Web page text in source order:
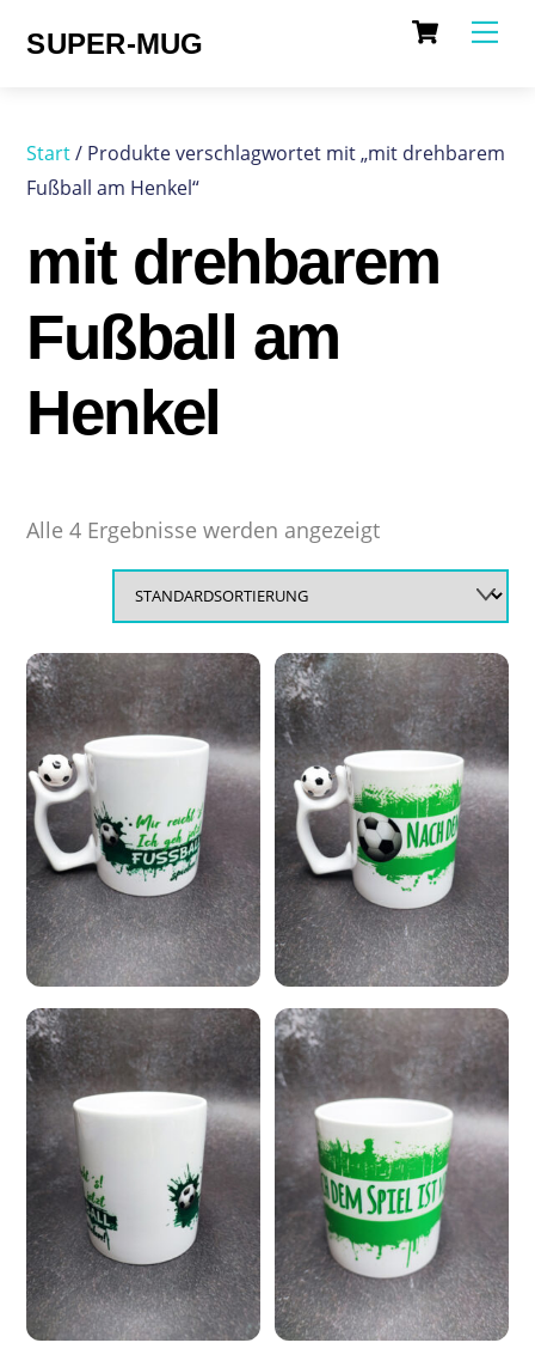
Cart
SUPER-MUG
Start/ Produkte verschlagwortet mit „mit drehbarem
Fußball am Henkel“
mit drehbarem
Fußball am
Henkel
Alle 4 Ergebnisse werden angezeigt